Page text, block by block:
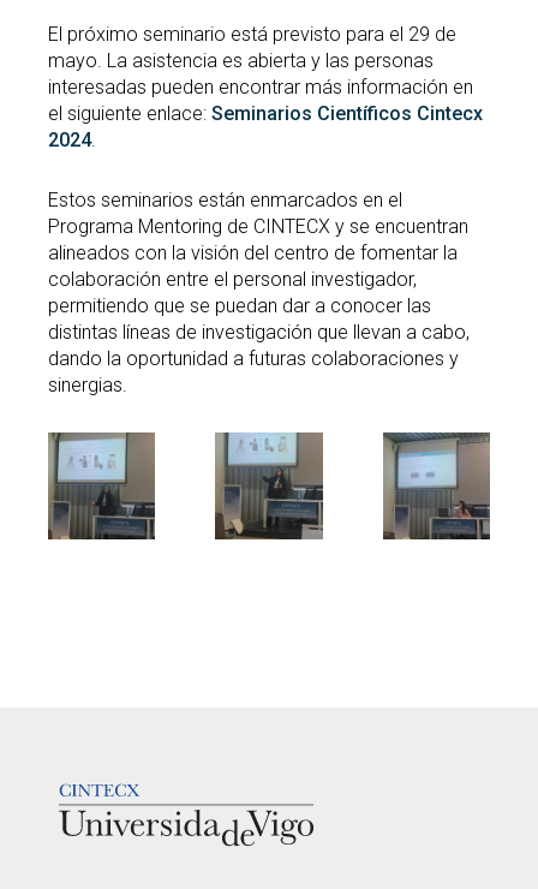
El próximo seminario está previsto para el 29 de
mayo. La asistencia es abierta y las personas
interesadas pueden encontrar más información en
el siguiente enlace: Seminarios Científicos Cintecx
2024.
Estos seminarios están enmarcados en el
Programa Mentoring de CINTECX y se encuentran
alineados con la visión del centro de fomentar la
colaboración entre el personal investigador,
permitiendo que se puedan dar a conocer las
distintas líneas de investigación que llevan a cabo,
dando la oportunidad a futuras colaboraciones y
sinergias.